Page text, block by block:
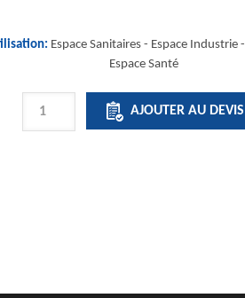
Espace Sanitaires - Espace Industrie -
Espace Santé
QUANTITÉ
AJOUTER AU DEVIS